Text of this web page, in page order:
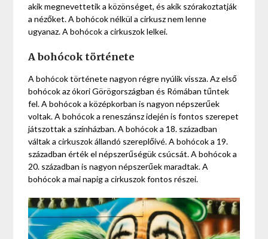
akik megnevettetik a közönséget, és akik szórakoztatják
a nézőket. A bohócok nélkül a cirkusz nem lenne
ugyanaz. A bohócok a cirkuszok lelkei.
A bohócok története
A bohócok története nagyon régre nyúlik vissza. Az első
bohócok az ókori Görögországban és Rómában tűntek
fel. A bohócok a középkorban is nagyon népszerűek
voltak. A bohócok a reneszánsz idején is fontos szerepet
játszottak a színházban. A bohócok a 18. században
váltak a cirkuszok állandó szereplőivé. A bohócok a 19.
században érték el népszerűségük csúcsát. A bohócok a
20. században is nagyon népszerűek maradtak. A
bohócok a mai napig a cirkuszok fontos részei.